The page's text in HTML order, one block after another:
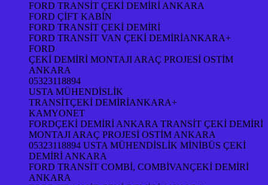
FORD TRANSİT ÇEKİ DEMİRİ ANKARA
FORD ÇİFT KABİN
FORD TRANSİT ÇEKİ DEMİRİ
FORD TRANSİT VAN ÇEKİ DEMİRİANKARA+
FORD
ÇEKİ DEMİRİ MONTAJI ARAÇ PROJESİ OSTİM
ANKARA
05323118894
USTA MÜHENDİSLİK
TRANSİTÇEKİ DEMİRİANKARA+
KAMYONET
FORDÇEKİ DEMİRİ ANKARA TRANSİT ÇEKİ DEMİRİ
MONTAJI ARAÇ PROJESİ OSTİM ANKARA
05323118894 USTA MÜHENDİSLİK MİNİBÜS ÇEKİ
DEMİRİ ANKARA
FORD TRANSİT COMBİ, COMBİVANÇEKİ DEMİRİ
ANKARA